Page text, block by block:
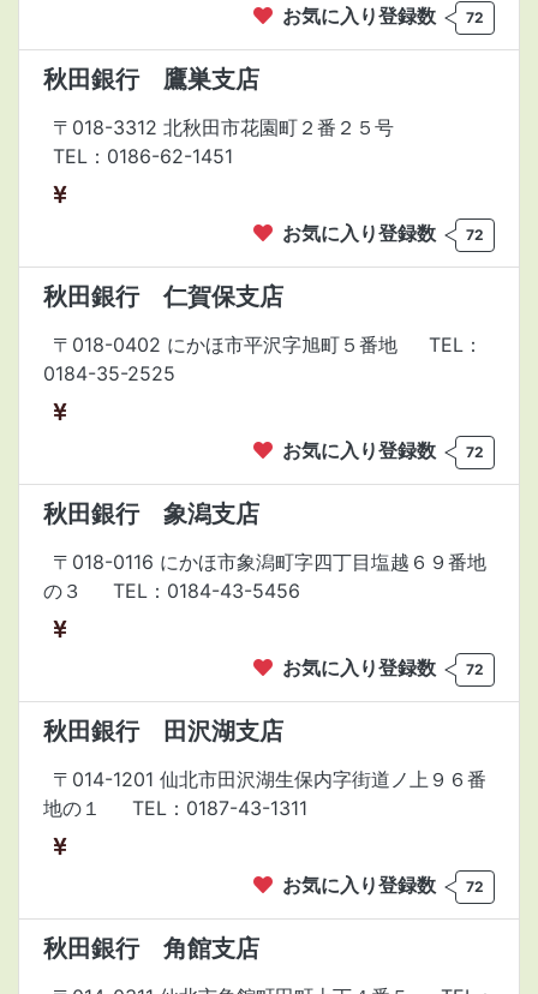
お気に入り登録数 72
秋田銀行 鷹巣支店
〒018-3312 北秋田市花園町２番２５号
TEL：0186-62-1451
お気に入り登録数 72
秋田銀行 仁賀保支店
〒018-0402 にかほ市平沢字旭町５番地
TEL：
0184-35-2525
お気に入り登録数 72
秋田銀行 象潟支店
〒018-0116 にかほ市象潟町字四丁目塩越６９番地
の３
TEL：0184-43-5456
お気に入り登録数 72
秋田銀行 田沢湖支店
〒014-1201 仙北市田沢湖生保内字街道ノ上９６番
地の１
TEL：0187-43-1311
お気に入り登録数 72
秋田銀行 角館支店